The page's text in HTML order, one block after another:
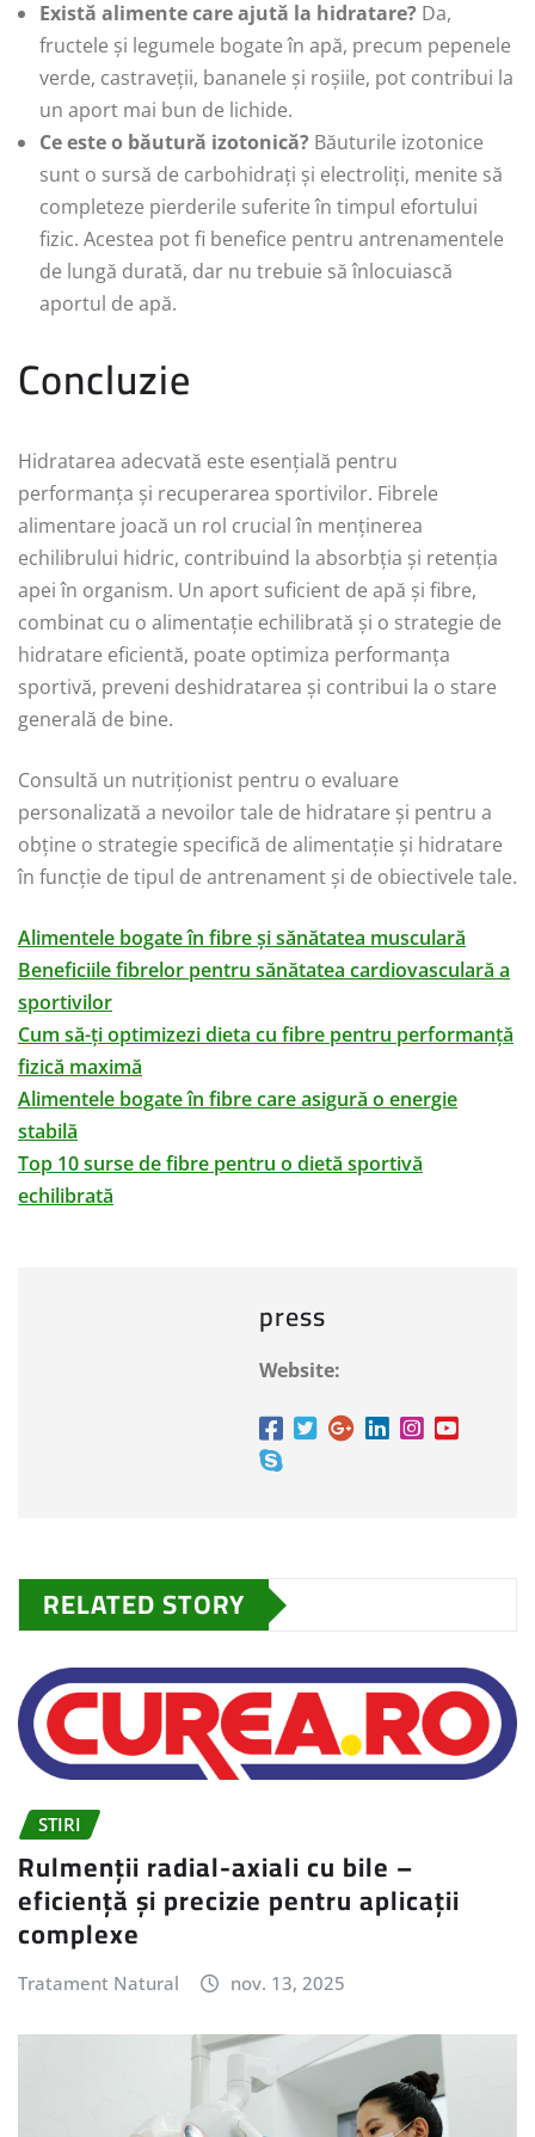
Există alimente care ajută la hidratare? Da,
fructele și legumele bogate în apă, precum pepenele
verde, castraveții, bananele și roșiile, pot contribui la
un aport mai bun de lichide.
Ce este o băutură izotonică? Băuturile izotonice
sunt o sursă de carbohidrați și electroliți, menite să
completeze pierderile suferite în timpul efortului
fizic. Acestea pot fi benefice pentru antrenamentele
de lungă durată, dar nu trebuie să înlocuiască
aportul de apă.
Concluzie
Hidratarea adecvată este esențială pentru
performanța și recuperarea sportivilor. Fibrele
alimentare joacă un rol crucial în menținerea
echilibrului hidric, contribuind la absorbția și retenția
apei în organism. Un aport suficient de apă și fibre,
combinat cu o alimentație echilibrată și o strategie de
hidratare eficientă, poate optimiza performanța
sportivă, preveni deshidratarea și contribui la o stare
generală de bine.
Consultă un nutriționist pentru o evaluare
personalizată a nevoilor tale de hidratare și pentru a
obține o strategie specifică de alimentație și hidratare
în funcție de tipul de antrenament și de obiectivele tale.
Alimentele bogate în fibre și sănătatea musculară
Beneficiile fibrelor pentru sănătatea cardiovasculară a
sportivilor
Cum să-ți optimizezi dieta cu fibre pentru performanță
fizică maximă
Alimentele bogate în fibre care asigură o energie
stabilă
Top 10 surse de fibre pentru o dietă sportivă
echilibrată
press
Website:
RELATED STORY
STIRI
Rulmenții radial-axiali cu bile –
eficiență și precizie pentru aplicații
complexe
Tratament Natural nov. 13, 2025